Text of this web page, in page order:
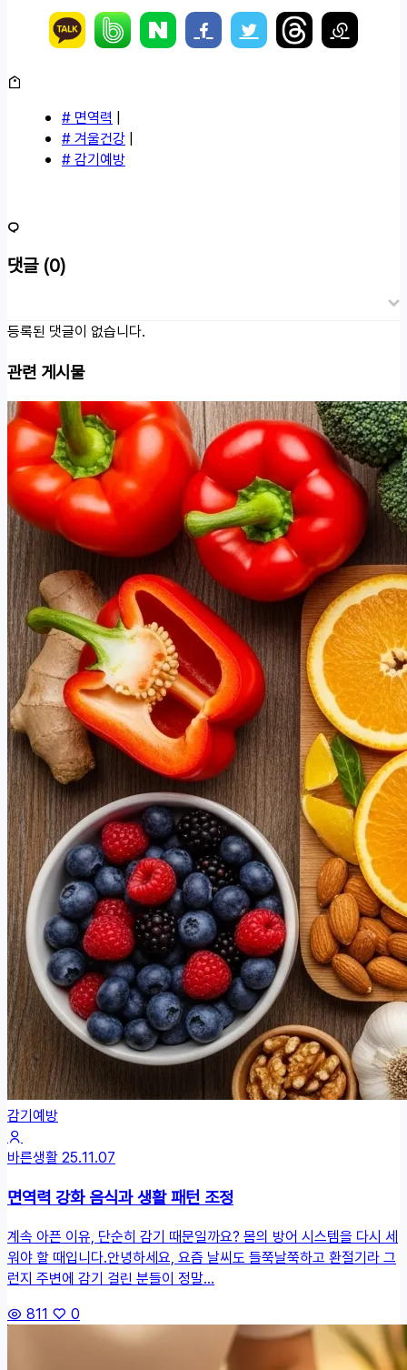
# 면역력 |
# 겨울건강 |
# 감기예방
댓글 (0)
등록된 댓글이 없습니다.
관련 게시물
감기예방
바른생활25.11.07
면역력 강화 음식과 생활 패턴 조정
계속 아픈 이유, 단순히 감기 때문일까요? 몸의 방어 시스템을 다시 세
워야 할 때입니다.안녕하세요, 요즘 날씨도 들쭉날쭉하고 환절기라 그
런지 주변에 감기 걸린 분들이 정말...
811
0